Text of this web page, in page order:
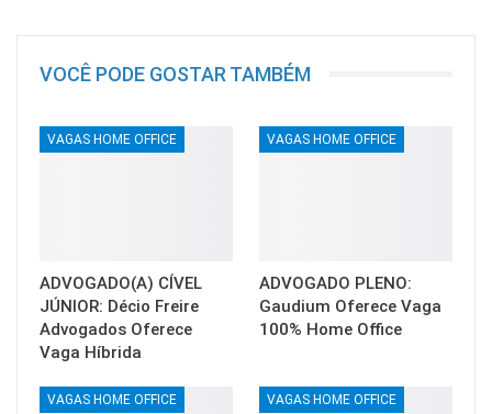
VOCÊ PODE GOSTAR TAMBÉM
VAGAS HOME OFFICE
ADVOGADO(A) CÍVEL
JÚNIOR: Décio Freire
Advogados Oferece
Vaga Híbrida
VAGAS HOME OFFICE
ADVOGADO PLENO:
Gaudium Oferece Vaga
100% Home Office
VAGAS HOME OFFICE VAGAS HOME OFFICE